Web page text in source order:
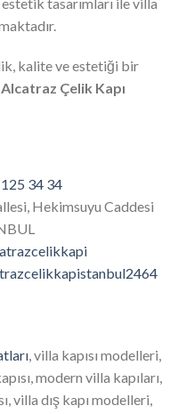
kalite ve estetiği bir
Alcatraz Çelik Kapı
34 34
Hekimsuyu Caddesi
, villa kapısı modelleri,
modern villa kapıları,
villa dış kapı modelleri,